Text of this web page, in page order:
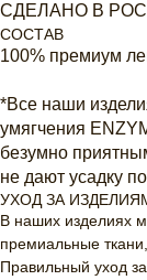
СДЕЛАНО В
СОСТАВ
100% премиум
*Все наши
умягчения
безумно
не дают усадку
УХОД ЗА
В наших изделиях
премиальные
Правильный уход